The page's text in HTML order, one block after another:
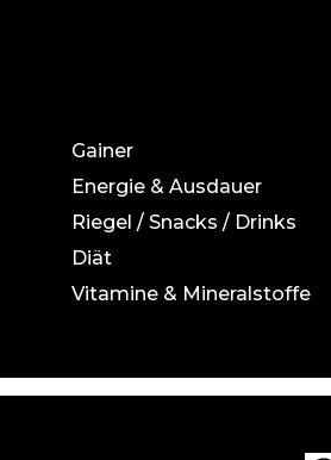
Gainer
Energie & Ausdauer
Riegel / Snacks / Drinks
Diät
Vitamine & Mineralstoffe